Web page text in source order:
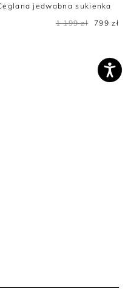
jedwabna sukienka
1 199 zł
799 zł